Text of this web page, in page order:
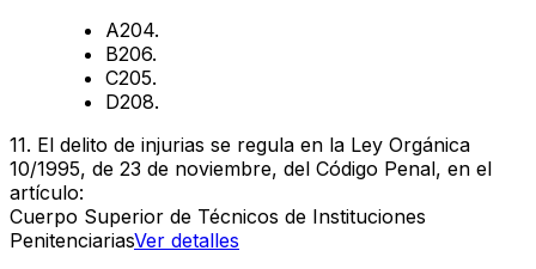
A204.
B206.
C205.
D208.
11. El delito de injurias se regula en la Ley Orgánica
10/1995, de 23 de noviembre, del Código Penal, en el
artículo:
Cuerpo Superior de Técnicos de Instituciones
PenitenciariasVer detalles